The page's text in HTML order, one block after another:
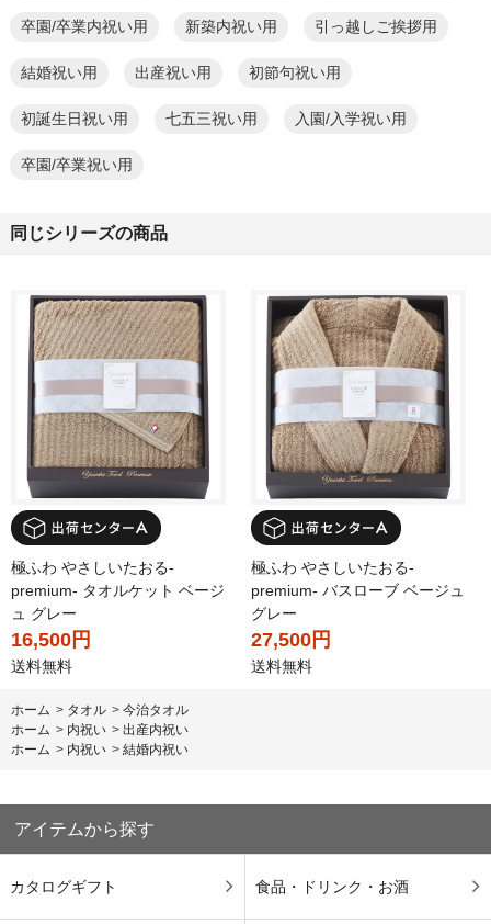
卒園/卒業内祝い用 新築内祝い用 引っ越しご挨拶用
結婚祝い用 出産祝い用 初節句祝い用
初誕生日祝い用 七五三祝い用 入園/入学祝い用
卒園/卒業祝い用
同じシリーズの商品
極ふわ やさしいたおる‐
premium‐ タオルケット ベージ
ュ グレー
16,500円
送料無料
極ふわ やさしいたおる‐
premium‐ バスローブ ベージュ
グレー
27,500円
送料無料
ホーム > タオル > 今治タオル
ホーム > 内祝い > 出産内祝い
ホーム > 内祝い > 結婚内祝い
アイテムから探す
カタログギフト 食品・ドリンク・お酒